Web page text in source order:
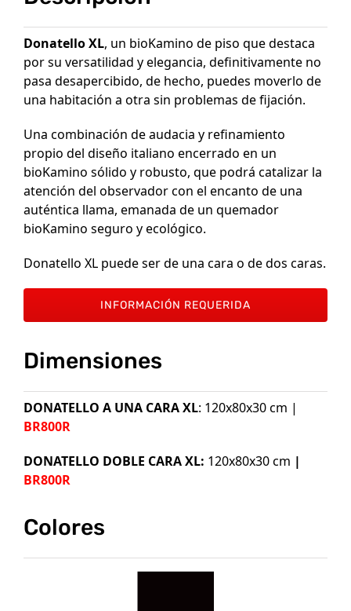
Donatello XL, un bioKamino de piso que destaca
por su versatilidad y elegancia, definitivamente no
pasa desapercibido, de hecho, puedes moverlo de
una habitación a otra sin problemas de fijación.
Una combinación de audacia y refinamiento
propio del diseño italiano encerrado en un
bioKamino sólido y robusto, que podrá catalizar la
atención del observador con el encanto de una
auténtica llama, emanada de un quemador
bioKamino seguro y ecológico.
Donatello XL puede ser de una cara o de dos caras.
INFORMACIÓN REQUERIDA
Dimensiones
DONATELLO A UNA CARA XL: 120x80x30 cm |
BR800R
DONATELLO DOBLE CARAXL: 120x80x30 cm |
BR800R
Colores